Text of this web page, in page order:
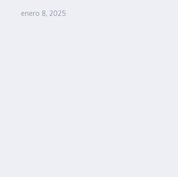
enero 8, 2025